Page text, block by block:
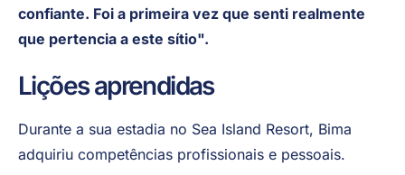
confiante. Foi a primeira vez que senti realmente
que pertencia a este sítio".
Lições aprendidas
Durante a sua estadia no Sea Island Resort, Bima
adquiriu competências profissionais e pessoais.